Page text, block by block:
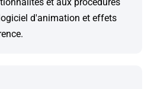
d'animation et effets